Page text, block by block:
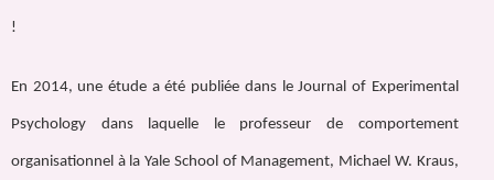
!
En 2014, une étude a été publiée dans le Journal of Experimental
Psychology dans laquelle le professeur de comportement
organisationnel à la Yale School of Management, Michael W. Kraus,